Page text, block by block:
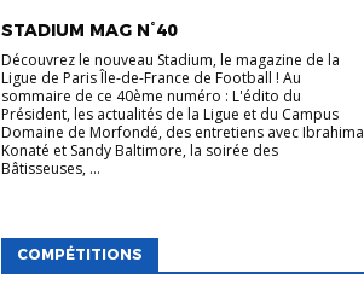
STADIUM MAG N°40
Découvrez le nouveau Stadium, le magazine de la
Ligue de Paris Île-de-France de Football ! Au
sommaire de ce 40ème numéro : L'édito du
Président, les actualités de la Ligue et du Campus
Domaine de Morfondé, des entretiens avec Ibrahima
Konaté et Sandy Baltimore, la soirée des
Bâtisseuses, ...
COMPÉTITIONS